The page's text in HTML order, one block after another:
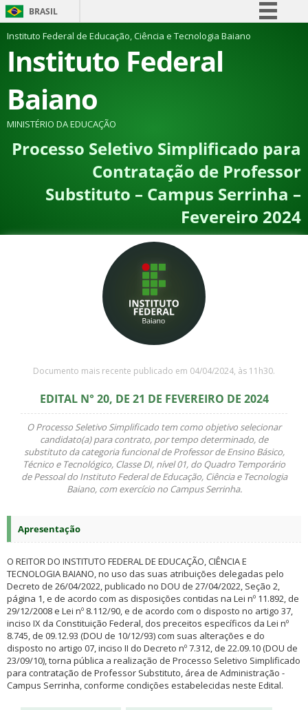
BRASIL
Simplifique!
Comunica BR
Canais
Instituto Federal de Educação, Ciência e Tecnologia Baiano
Instituto Federal
Baiano
MINISTÉRIO DA EDUCAÇÃO
Processo Seletivo Simplificado para
Contratação de Professor
Substituto – Campus Serrinha –
Fevereiro 2024
Documento mais recente publicado em 04/04/2024, às 11h30.
EDITAL N° 20, DE 21 DE FEVEREIRO DE 2024
O Processo Seletivo Simplificado tem como objetivo selecionar
candidato(a) para contrato, por tempo determinado, de
substituto da categoria funcional de Professor de Ensino Básico,
Técnico e Tecnológico, Classe DI, nível 01, do Quadro Temporário
de Pessoal do Instituto Federal de Educação, Ciência e Tecnologia
Baiano, com exercício no Campus Serrinha.
Apresentação
O REITOR DO INSTITUTO FEDERAL DE EDUCAÇÃO, CIÊNCIA E
TECNOLOGIA BAIANO, no uso das suas atribuições delegadas pelo
Decreto de 26/04/2022, publicado no DOU de 27/04/2022, Seção 2,
página 1, e de acordo com as disposições contidas na Lei nº 11.892, de
29/12/2008 e Lei nº 8.112/90, e de acordo com o disposto no artigo 37,
inciso IX da Constituição Federal, dos preceitos específicos da Lei nº
8.745, de 09.12.93 (DOU de 10/12/93) com suas alterações e do
disposto no artigo 07, inciso II do Decreto nº 7.312, de 22.09.10 (DOU de
23/09/10), torna pública a realização de Processo Seletivo Simplificado
para contratação de Professor Substituto, área de Administração -
Campus Serrinha, conforme condições estabelecidas neste Edital.